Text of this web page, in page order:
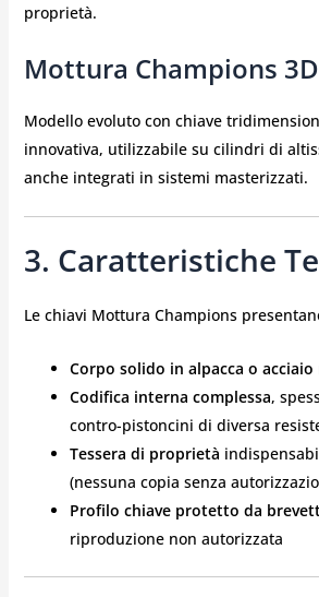
proprietà.
Mottura Champions 3D
Modello evoluto con chiave
innovativa, utilizzabile su cilindri di
anche integrati in sistemi masterizzati.
3. Caratteristiche
Le chiavi Mottura Champions
Corpo solido in alpacca o
Codifica interna complessa,
contro-pistoncini di diversa
Tessera di proprietà
(nessuna copia senza
Profilo chiave protetto da
riproduzione non autorizzata